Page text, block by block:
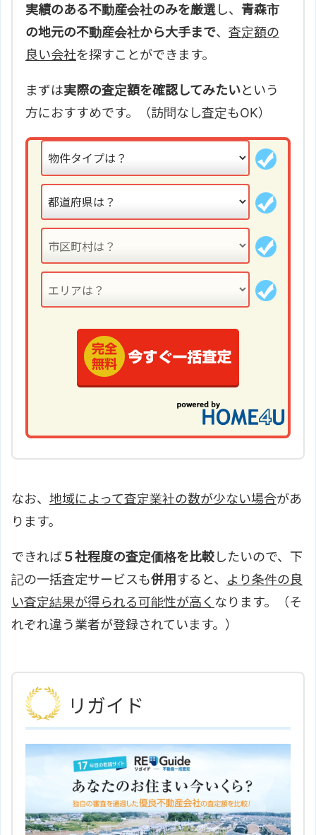
実績のある不動産会社のみを厳選 し、 青森市
の地元の不動産会社から大手まで、 査定額の
良い会社を探すことができます。
まずは実際の査定額を確認してみたいという
方におすすめです。（訪問なし査定もOK）
なお、 地域によって査定業社の数が少ない場合があ
ります。
できれば５社程度の査定価格を比較したいので、下
記の一括査定サービスも併用すると、 より条件の良
い査定結果が得られる可能性が高く なります。（そ
れぞれ違う業者が登録されています。）
リガイド